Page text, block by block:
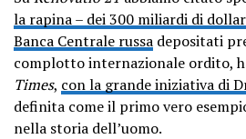
la rapina – dei 300 miliardi di
Banca Centrale russa depositati
complotto internazionale ordito,
Times, con la grande iniziativa di
definita come il primo vero
nella storia dell’uomo.